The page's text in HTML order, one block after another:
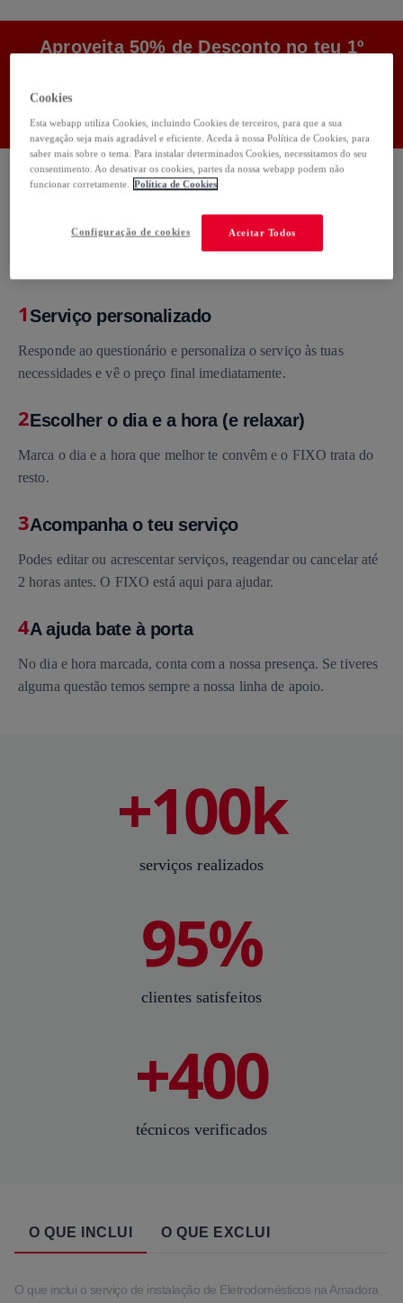
Aproveita 50% de Desconto no teu 1º
Como funciona
1Serviço personalizado
Responde ao questionário e personaliza o serviço às tuas
necessidades e vê o preço final imediatamente.
2Escolher o dia e a hora (e relaxar)
Marca o dia e a hora que melhor te convêm e o FIXO trata do
resto.
3Acompanha o teu serviço
Podes editar ou acrescentar serviços, reagendar ou cancelar até
2 horas antes. O FIXO está aqui para ajudar.
4A ajuda bate à porta
No dia e hora marcada, conta com a nossa presença. Se tiveres
alguma questão temos sempre a nossa linha de apoio.
+100k
serviços realizados
95%
clientes satisfeitos
+400
técnicos verificados
O QUE INCLUI O QUE EXCLUI
O que inclui o serviço de instalação de Eletrodomésticos na Amadora
Cookies
Esta webapp utiliza Cookies, incluindo Cookies de terceiros, para que a sua
navegação seja mais agradável e eficiente. Aceda à nossa Política de Cookies, para
saber mais sobre o tema. Para instalar determinados Cookies, necessitamos do seu
consentimento. Ao desativar os cookies, partes da nossa webapp podem não
funcionar corretamente.
Política de Cookies
Aceitar Todos
Configuração de cookies